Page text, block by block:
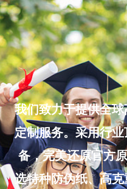
Skip
to
content
我们致力于提供全
定制服务。采用行
备，完美还原官方
选特种防伪纸、高